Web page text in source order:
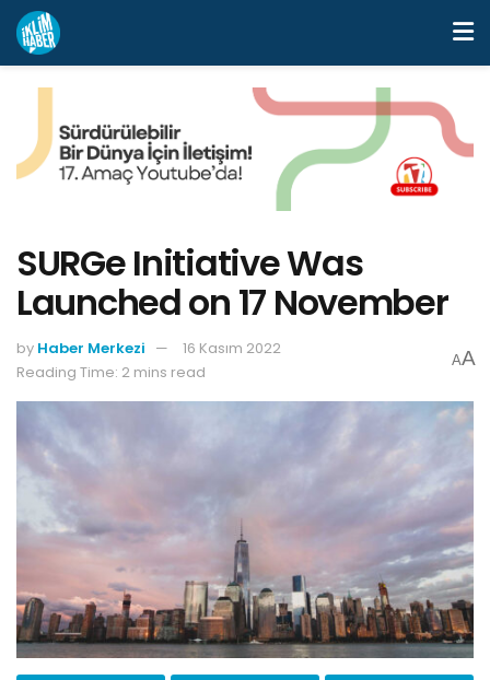
SURGe Initiative Was
Launched on 17 November
by Haber Merkezi
16 Kasım 2022
Reading Time: 2 mins read
AA